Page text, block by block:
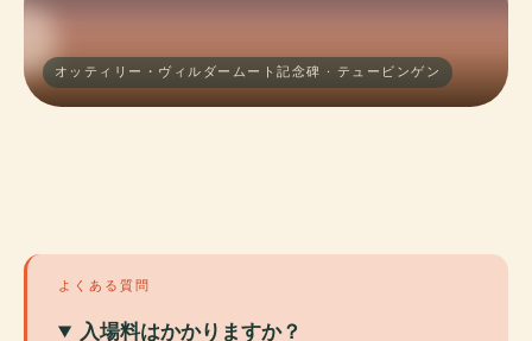
オッティリー・ヴィルダームート記念碑 · テュービンゲン
よくある質問
入場料はかかりますか？